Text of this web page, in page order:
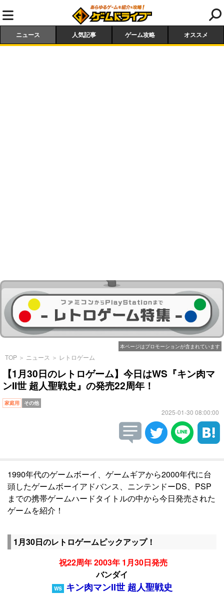
ニュース 人気記事 ゲーム攻略 オススメ
本ページはプロモーションが含まれています
TOP ＞ ニュース ＞ レトロゲーム
【1月30日のレトロゲーム】今日はWS『キン肉マ
ンII世 超人聖戦史』の発売22周年！
家庭用 その他
2025-01-30 08:00:00
1990年代のゲームボーイ、ゲームギアから2000年代に台
頭したゲームボーイアドバンス、ニンテンドーDS、PSP
までの携帯ゲームハードタイトルの中から今日発売された
ゲームを紹介！
1月30日のレトロゲームピックアップ！
祝22周年 2003年 1月30日発売
バンダイ
WS キン肉マンII世 超人聖戦史